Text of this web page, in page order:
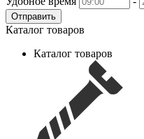
Отправить
Каталог товаров
Каталог товаров